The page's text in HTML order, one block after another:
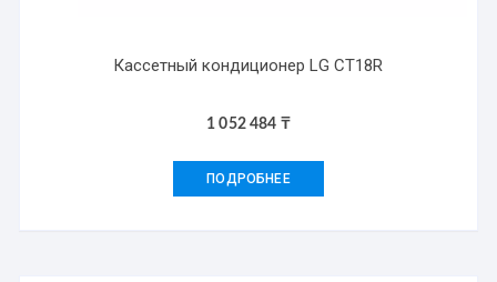
Кассетный кондиционер LG CT18R
1 052 484 ₸
ПОДРОБНЕЕ